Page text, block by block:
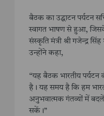
बैठक का उद्घाटन पर्यटन
स्वागत भाषण से हुआ,
संस्कृति मंत्री श्री गजेन्द्र
उन्होंने कहा,
“यह बैठक भारतीय पर्यटन
है। यह समय है कि हम
अनुभवात्मक गंतव्यों में बदलें
सकें।”